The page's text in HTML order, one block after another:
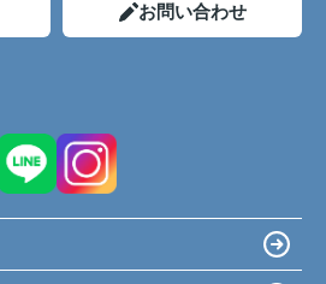
お問い合わせ